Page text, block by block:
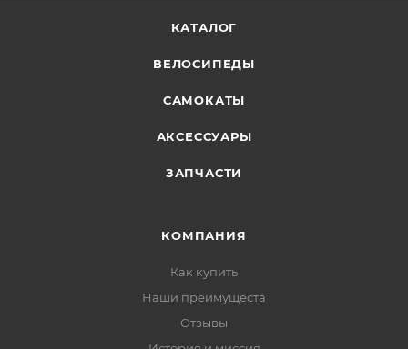
КАТАЛОГ
ВЕЛОСИПЕДЫ
САМОКАТЫ
АКСЕССУАРЫ
ЗАПЧАСТИ
КОМПАНИЯ
Как купить
Наши преимущеста
Отзывы